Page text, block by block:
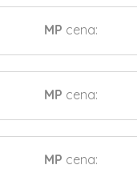
MP cena:
MP cena:
MP cena: